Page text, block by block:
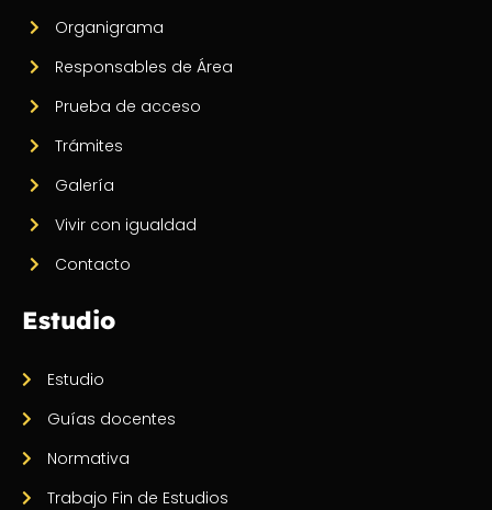
Organigrama
Responsables de Área
Prueba de acceso
Trámites
Galería
Vivir con igualdad
Contacto
Estudio
Estudio
Guías docentes
Normativa
Trabajo Fin de Estudios